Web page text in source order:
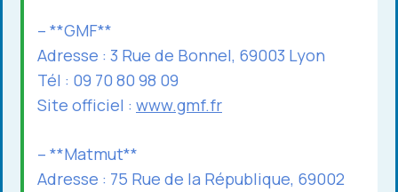
– **GMF**
Adresse : 3 Rue de Bonnel, 69003 Lyon
Tél : 09 70 80 98 09
Site officiel : www.gmf.fr
– **Matmut**
Adresse : 75 Rue de la République, 69002